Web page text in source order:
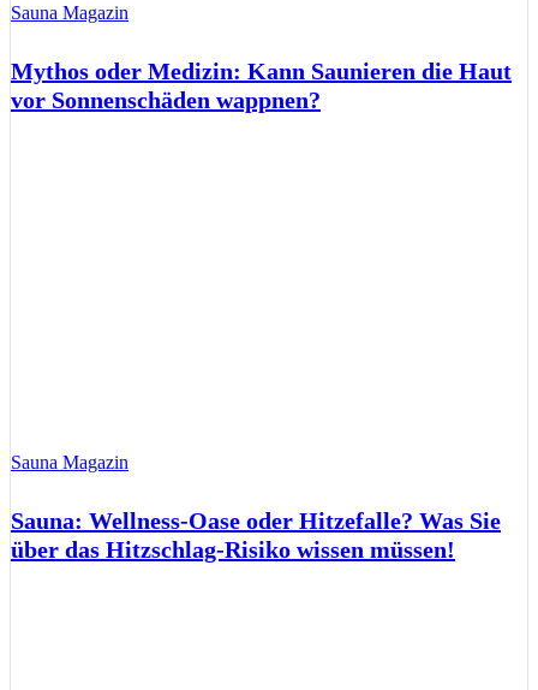
Sauna Magazin
Mythos oder Medizin: Kann Saunieren die Haut
vor Sonnenschäden wappnen?
Sauna Magazin
Sauna: Wellness-Oase oder Hitzefalle? Was Sie
über das Hitzschlag-Risiko wissen müssen!